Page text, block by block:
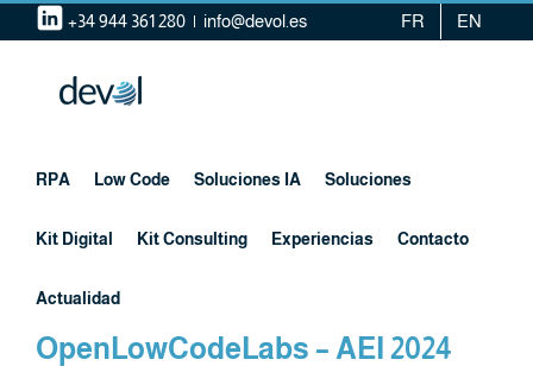
Saltar
contenido
+34 944 361 280 | info@devol.es FR EN
RPA Low Code Soluciones IA Soluciones
Kit Digital Kit Consulting Experiencias Contacto
Actualidad
OpenLowCodeLabs – AEI 2024